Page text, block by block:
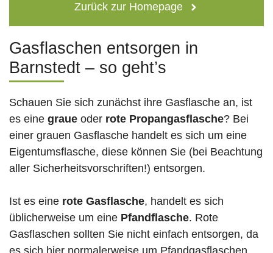
Zurück zur Homepage
Gasflaschen entsorgen in
Barnstedt – so geht’s
Schauen Sie sich zunächst ihre Gasflasche an, ist
es eine graue oder rote Propangasflasche? Bei
einer grauen Gasflasche handelt es sich um eine
Eigentumsflasche, diese können Sie (bei Beachtung
aller Sicherheitsvorschriften!) entsorgen.
Ist es eine rote Gasflasche, handelt es sich
üblicherweise um eine Pfandflasche. Rote
Gasflaschen sollten Sie nicht einfach entsorgen, da